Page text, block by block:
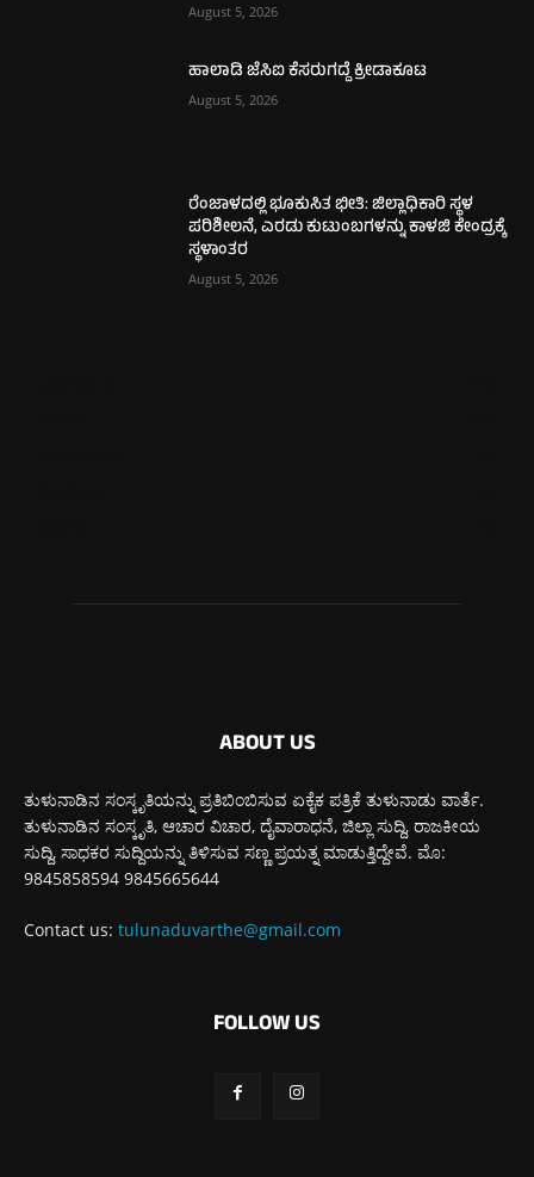
August 5, 2026
ಹಾಲಾಡಿ ಜೆಸಿಐ ಕೆಸರುಗದ್ದೆ ಕ್ರೀಡಾಕೂಟ
August 5, 2026
ರೆಂಜಾಳದಲ್ಲಿ ಭೂಕುಸಿತ ಭೀತಿ: ಜಿಲ್ಲಾಧಿಕಾರಿ ಸ್ಥಳ
ಪರಿಶೀಲನೆ, ಎರಡು ಕುಟುಂಬಗಳನ್ನು ಕಾಳಜಿ ಕೇಂದ್ರಕ್ಕೆ
ಸ್ಥಳಾಂತರ
August 5, 2026
ABOUT US
ತುಳುನಾಡಿನ ಸಂಸ್ಕೃತಿಯನ್ನು ಪ್ರತಿಬಿಂಬಿಸುವ ಏಕೈಕ ಪತ್ರಿಕೆ ತುಳುನಾಡು ವಾರ್ತೆ.
ತುಳುನಾಡಿನ ಸಂಸ್ಕೃತಿ, ಆಚಾರ ವಿಚಾರ, ದೈವಾರಾಧನೆ, ಜಿಲ್ಲಾ ಸುದ್ದಿ, ರಾಜಕೀಯ
ಸುದ್ದಿ, ಸಾಧಕರ ಸುದ್ದಿಯನ್ನು ತಿಳಿಸುವ ಸಣ್ಣ ಪ್ರಯತ್ನ ಮಾಡುತ್ತಿದ್ದೇವೆ. ಮೊ:
9845858594 9845665644
Contact us: tulunaduvarthe@gmail.com
FOLLOW US